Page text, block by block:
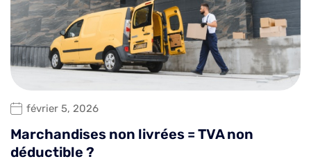
février 5, 2026
Marchandises non livrées = TVA non
déductible ?